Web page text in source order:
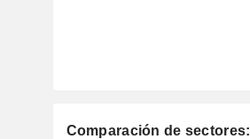
Comparación de sectores: